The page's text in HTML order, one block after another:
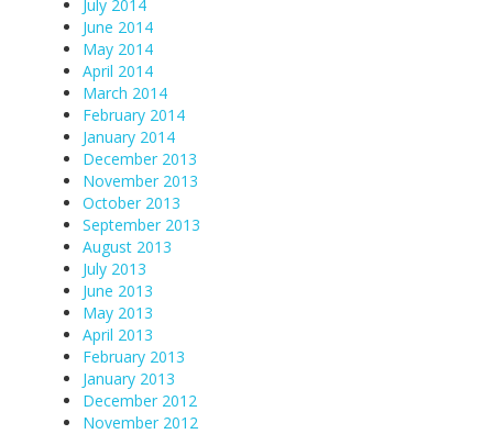
July 2014
June 2014
May 2014
April 2014
March 2014
February 2014
January 2014
December 2013
November 2013
October 2013
September 2013
August 2013
July 2013
June 2013
May 2013
April 2013
February 2013
January 2013
December 2012
November 2012